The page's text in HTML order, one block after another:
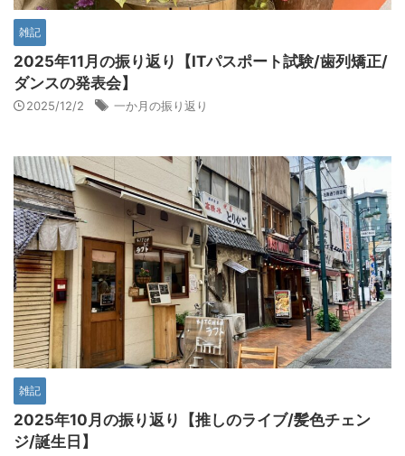
雑記
2025年11月の振り返り【ITパスポート試験/歯列矯正/
ダンスの発表会】
2025/12/2 一か月の振り返り
雑記
2025年10月の振り返り【推しのライブ/髪色チェン
ジ/誕生日】